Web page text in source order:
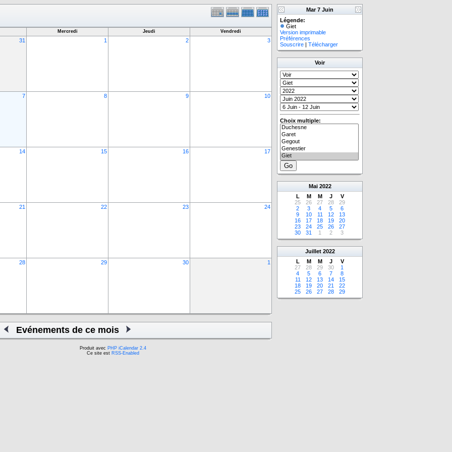
Mercredi Jeudi Vendredi
31 1 2 3
7 8 9 10
14 15 16 17
21 22 23 24
28 29 30 1
Evénements de ce mois
Mar 7 Juin
Légende:
Giet
Version imprimable
Préférences
Souscrire | Télécharger
Voir
Choix multiple:
Mai 2022
L
M M J
V
25
26 27 28
29
2
3 4 5
6
9
10 11 12
13
16
17 18 19
20
23
24 25 26
27
30
31 1 2 3
Juillet 2022
L
M M J
V
27
28 29 30
1
4
5 6 7
8
11
12 13 14
15
18
19 20 21
22
25
26 27 28 29
Produit avec PHP iCalendar 2.4
Ce site est RSS-Enabled